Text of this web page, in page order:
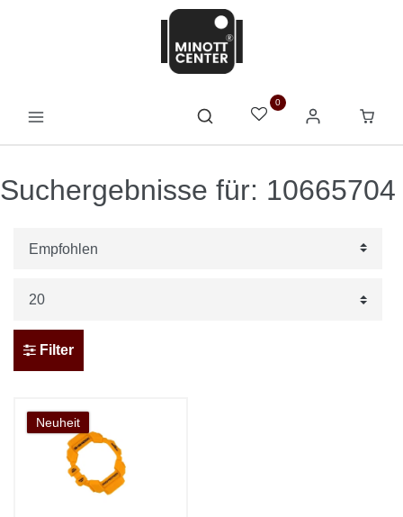
0
Suchergebnisse für: 10665704
Filter
Neuheit